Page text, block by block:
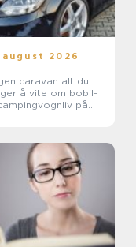
august 2026
caravan alt du
å vite om bobil-
på